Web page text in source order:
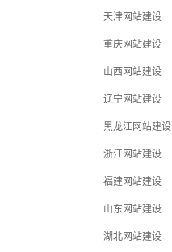
天津网站建设
重庆网站建设
山西网站建设
辽宁网站建设
黑龙江网站建设
浙江网站建设
福建网站建设
山东网站建设
湖北网站建设